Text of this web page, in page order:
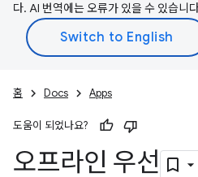
다. AI 번역에는 오류가 있을 수 있습니
홈 Docs Apps
도움이 되었나요?
오프라인 우선